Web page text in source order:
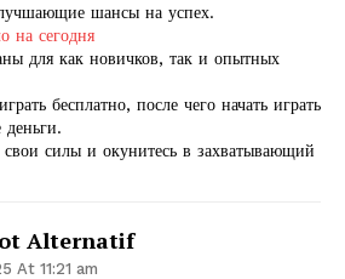
шансы на успех.
на сегодня
для как новичков, так и опытных
бесплатно, после чего начать играть
деньги.
свои силы и окунитесь в захватывающий
Alternatif
At 11:21 am